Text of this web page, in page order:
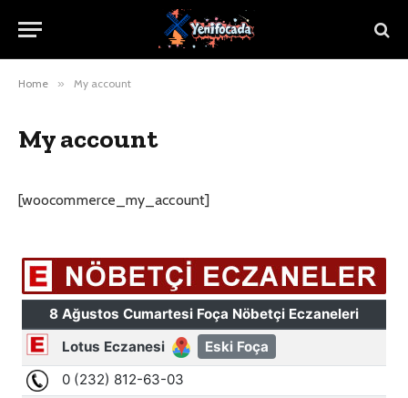
Home » My account
My account
[woocommerce_my_account]